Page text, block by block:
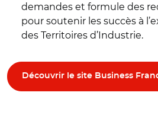
demandes et formule des
pour soutenir les succès à
des Territoires d’Industrie.
Découvrir le site Business